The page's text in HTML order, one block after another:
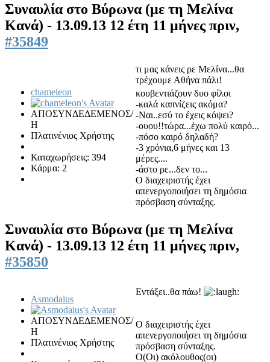
Συναυλία στο Βύρωνα (με τη Μελίνα
Κανά) - 13.09.13 12 έτη 11 μήνες πριν,
#35849
chameleon
ΑΠΟΣΥΝΔΕΔΕΜΕΝΟΣ/
Η
Πλατινένιος Χρήστης
Καταχωρήσεις: 394
Κάρμα: 2
τι μας κάνεις ρε Μελίνα...θα
τρέχουμε Αθήνα πάλι!
κουβεντιάζουν δυο φίλοι
-καλά καπνίζεις ακόμα?
-Ναι..εσύ το έχεις κόψει?
-ουου!!τώρα...έχω πολύ καιρό...
-πόσο καιρό δηλαδή?
-3 χρόνια,6 μήνες και 13
μέρες....
-άστο ρε...δεν το...
Ο διαχειριστής έχει
απενεργοποιήσει τη δημόσια
πρόσβαση σύνταξης.
Συναυλία στο Βύρωνα (με τη Μελίνα
Κανά) - 13.09.13 12 έτη 11 μήνες πριν,
#35850
Asmodaius
ΑΠΟΣΥΝΔΕΔΕΜΕΝΟΣ/
Η
Πλατινένιος Χρήστης
Εντάξει..θα πάω!
Ο διαχειριστής έχει
απενεργοποιήσει τη δημόσια
πρόσβαση σύνταξης.
Ο(Οι) ακόλουθος(οι)